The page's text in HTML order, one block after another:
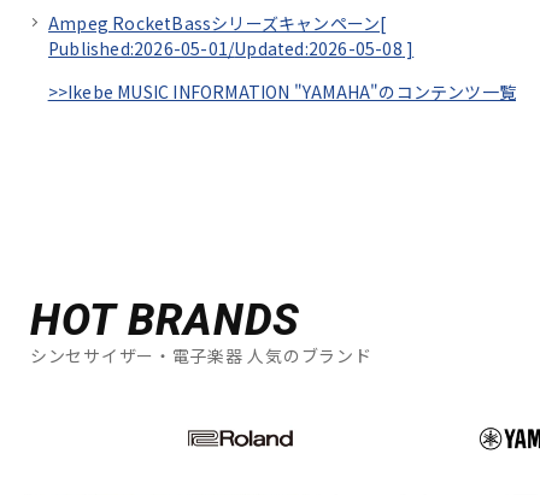
Ampeg RocketBassシリーズキャンペーン[
Published:2026-05-01/Updated:2026-05-08 ]
>>Ikebe MUSIC INFORMATION "YAMAHA"のコンテンツ一覧
HOT BRANDS
シンセサイザー・電子楽器 人気のブランド